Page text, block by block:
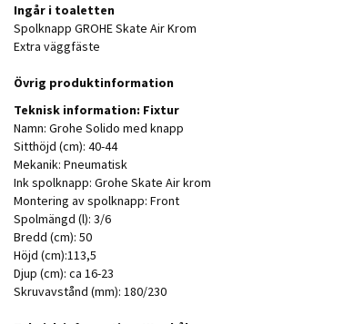
Ingår i toaletten
Spolknapp GROHE Skate Air Krom
Extra väggfäste
Övrig produktinformation
Teknisk information: Fixtur
Namn: Grohe Solido med knapp
Sitthöjd (cm): 40-44
Mekanik: Pneumatisk
Ink spolknapp: Grohe Skate Air krom
Montering av spolknapp: Front
Spolmängd (l): 3/6
Bredd (cm): 50
Höjd (cm):113,5
Djup (cm): ca 16-23
Skruvavstånd (mm): 180/230